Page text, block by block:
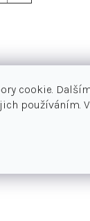
cookie.
používáním.